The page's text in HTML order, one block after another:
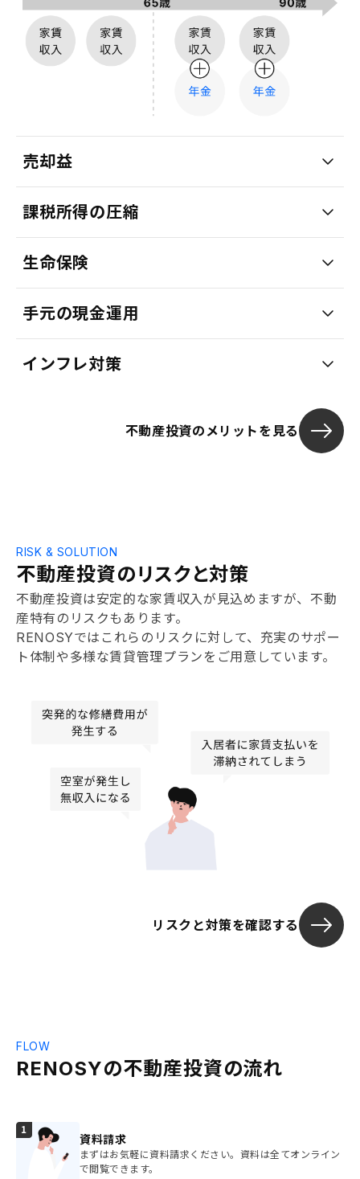
売却益
課税所得の圧縮
生命保険
手元の現金運用
インフレ対策
不動産投資のメリットを見る
不動産投資のリスクと対策
RISK & SOLUTION
不動産投資は安定的な家賃収入が見込めますが、不動
産特有のリスクもあります。
RENOSYではこれらのリスクに対して、充実のサポー
ト体制や多様な賃貸管理プランをご用意しています。
リスクと対策を確認する
RENOSYの不動産投資の流れ
FLOW
資料請求
まずはお気軽に資料請求ください。資料は全てオンライン
で閲覧できます。